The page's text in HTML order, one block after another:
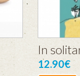
In
12.90€